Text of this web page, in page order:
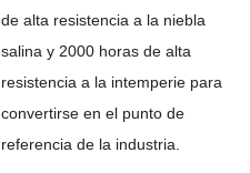
de alta resistencia a la niebla
salina y 2000 horas de alta
resistencia a la intemperie para
convertirse en el punto de
referencia de la industria.